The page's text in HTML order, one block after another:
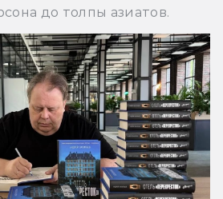
до толпы азиатов.